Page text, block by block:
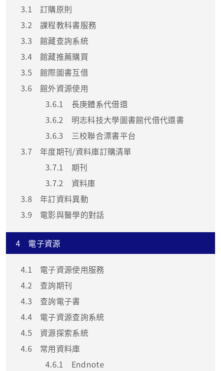
3.1
訂購原則
3.2
課程教科書服務
3.3
館藏查詢系統
3.4
館藏推薦購買
3.5
館際圖書互借
3.6
館外資源使用
3.6.1
長庚體系代借還
3.6.2
明志科技大學圖書館代借代還書
3.6.3
三校聯合漂書平台
3.7
年度期刊/資料庫訂購清單
3.7.1
期刊
3.7.2
資料庫
3.8
年訂資料異動
3.9
電影與醫學的對話
4 電子資源
4.1
電子資源使用服務
4.2
查詢期刊
4.3
查詢電子書
4.4
電子資源查詢系統
4.5
資源探索系統
4.6
常用資料庫
4.6.1
Endnote